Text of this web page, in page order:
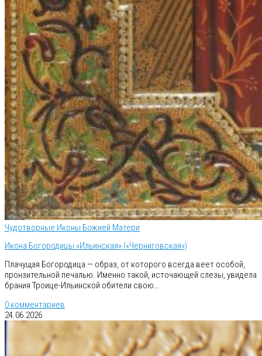
Чудотворные Иконы Божией Матери
Икона Богородицы «Ильинская» («Черниговская»)
Плачущая Богородица — образ, от которого всегда веет особой,
пронзительной печалью. Именно такой, источающей слезы, увидела
брания Троице-Ильинской обители свою…
0 комментариев
24.06.2026